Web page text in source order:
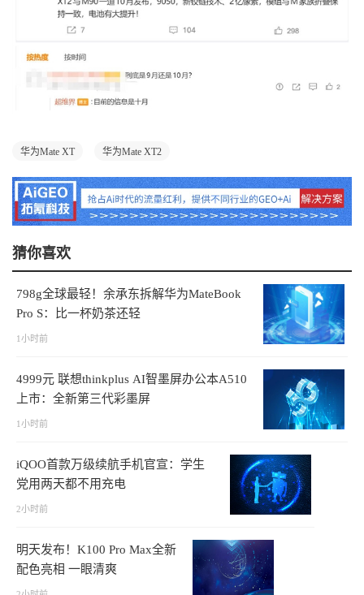
华为Mate XT 华为Mate XT2
猜你喜欢
798g全球最轻！余承东拆解华为MateBook
Pro S：比一杯奶茶还轻
1小时前
4999元 联想thinkplus AI智墨屏办公本A510
上市：全新第三代彩墨屏
1小时前
iQOO首款万级续航手机官宣：学生
党用两天都不用充电
2小时前
明天发布！K100 Pro Max全新
配色亮相 一眼清爽